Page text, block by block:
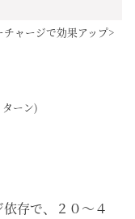
ャージで効果アップ>
ーン)
存で、２０～４